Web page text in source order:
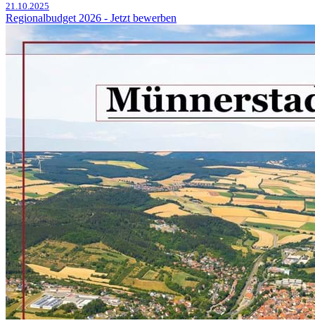
21.10.2025
Regionalbudget 2026 - Jetzt bewerben